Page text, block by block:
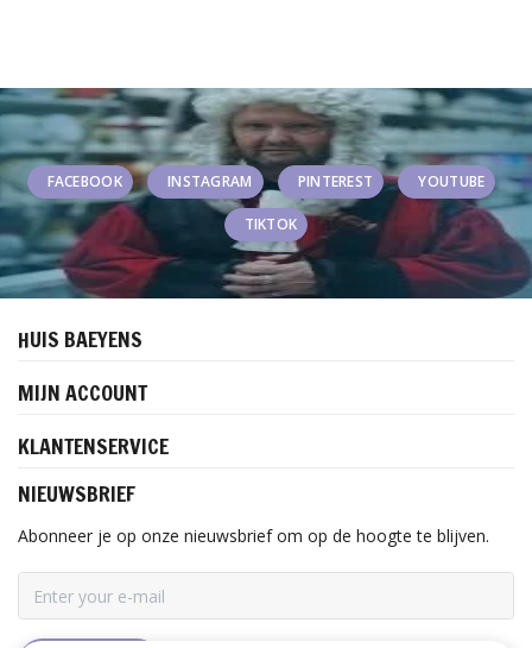
FACEBOOK INSTAGRAM PINTEREST YOUTUBE
TIKTOK
HUIS BAEYENS
MIJN ACCOUNT
KLANTENSERVICE
NIEUWSBRIEF
Abonneer je op onze nieuwsbrief om op de hoogte te blijven.